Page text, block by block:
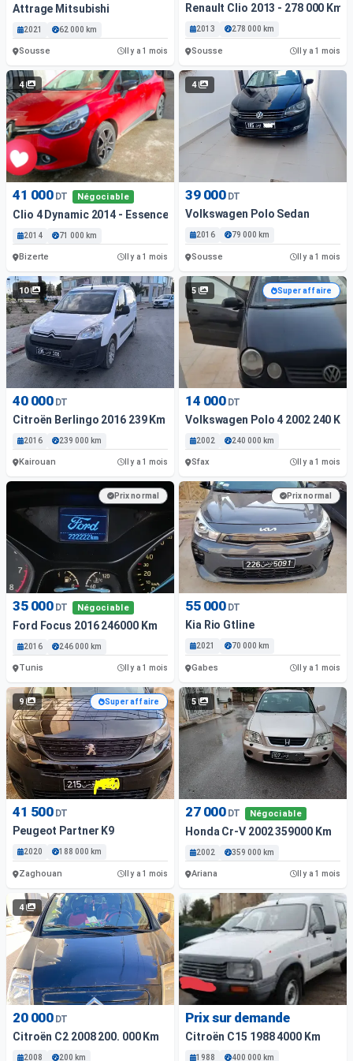
Attrage Mitsubishi
2021 62 000 km
Sousse Il y a 1 mois
Renault Clio 2013 - 278 000 Km
2013 278 000 km
Sousse Il y a 1 mois
4
41 000 DT Négociable
Clio 4 Dynamic 2014 - Essence
2014 71 000 km
Bizerte Il y a 1 mois
4
39 000 DT
Volkswagen Polo Sedan
2016 79 000 km
Sousse Il y a 1 mois
10
40 000 DT
Citroën Berlingo 2016 239 Km
2016 239 000 km
Kairouan Il y a 1 mois
5 Super affaire
14 000 DT
Volkswagen Polo 4 2002 240 Km
2002 240 000 km
Sfax Il y a 1 mois
Prix normal
35 000 DT Négociable
Ford Focus 2016 246000 Km
2016 246 000 km
Tunis Il y a 1 mois
Prix normal
55 000 DT
Kia Rio Gtline
2021 70 000 km
Gabes Il y a 1 mois
9 Super affaire
41 500 DT
Peugeot Partner K9
2020 188 000 km
Zaghouan Il y a 1 mois
5
27 000 DT Négociable
Honda Cr-V 2002 359000 Km
2002 359 000 km
Ariana Il y a 1 mois
4
20 000 DT
Citroën C2 2008 200. 000 Km
2008 200 km
Prix sur demande
Citroën C15 1988 4000 Km
1988 400 000 km